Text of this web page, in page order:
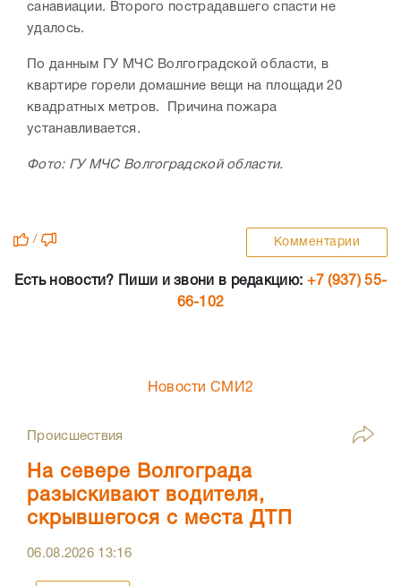
санавиации. Второго пострадавшего спасти не
удалось.
По данным ГУ МЧС Волгоградской области, в
квартире горели домашние вещи на площади 20
квадратных метров. Причина пожара
устанавливается.
Фото: ГУ МЧС Волгоградской области.
/ Комментарии
Есть новости? Пиши и звони в редакцию: +7 (937) 55-
66-102
Новости СМИ2
Происшествия
На севере Волгограда
разыскивают водителя,
скрывшегося с места ДТП
06.08.2026 13:16